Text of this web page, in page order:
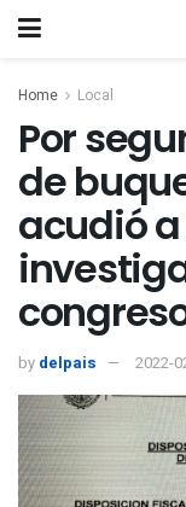
Home Local
Por
de
acudió
by delpais 2022-